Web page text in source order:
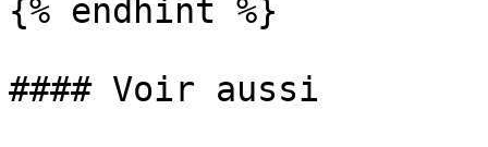
{% endhint %}
#### Voir aussi